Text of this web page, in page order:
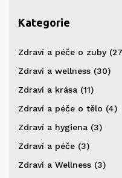
Kategorie
Zdraví a péče o zuby
Zdraví a wellness (30)
Zdraví a krása (11)
Zdraví a péče o tělo (4)
Zdraví a hygiena (3)
Zdraví a péče (3)
Zdraví a Wellness (3)